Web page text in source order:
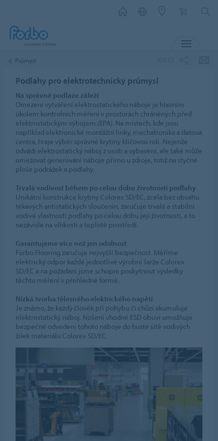
Průmysl
Podlahy pro elektrotechnický průmysl
Na správné podlaze záleží
Omezení vytváření elektrostatického náboje je hlavním
úkolem kontrolních měření v prostorách chráněných před
elektrostatickým výbojem (EPA). Na místech, kde jsou
například elektronické montážní linky, mechatronika a datová
centra, hraje výběr správné krytiny klíčovou roli. Nejenže
odvádí elektrostatický náboj z osob a vybavení, ale také může
omezovat generování náboje přímo u zdroje, totiž na styčné
ploše podrážek a podlahy.
Trvalá vodivost během po celou dobu životnosti podlahy
Unikátní konstrukce krytiny Colorex SD/EC, zcela bez obsahu
těkavých antistatických sloučenin, zaručuje trvalé a stabilní
vodivé vlastnosti podlahy po celou dobu její životnosti, a to
nezávisle na vlhkosti a teplotě prostředí.
Garantujeme více než jen odolnost
Forbo Flooring zaručuje nejvyšší bezpečnost. Měříme
elektrický odpor každé jednotlivé výrobní šarže Colorex
SD/EC a na požádání jsme schopni poskytnout výsledky
těchto měření v přehledné formě.
Nízká tvorba tělesného elektrického napětí
Je známo, že každý člověk při pohybu či chůzi akumuluje
elektrostatický náboj. Nošení vhodné ESD obuvi umožňuje
bezpečné odvedení tohoto náboje do husté sítě vodivých
žilek materiálu Colorex SD/EC.